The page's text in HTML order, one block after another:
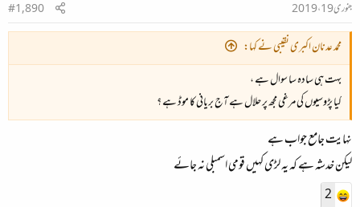
جنوری 19، 2019 #1,890
محمد عدنان اکبری نقیبی نے کہا:
بہت ہی سادہ سا سوال ہے ،
کیا پڑوسیوں کی مرغی مجھ پر حلال ہے آج بریانی کا موڈ ہے ؟
نہایت جامع جواب ہے
لیکن خدشہ ہے کہ یہ لڑی کہیں قومی اسمبلی نہ جائے
2